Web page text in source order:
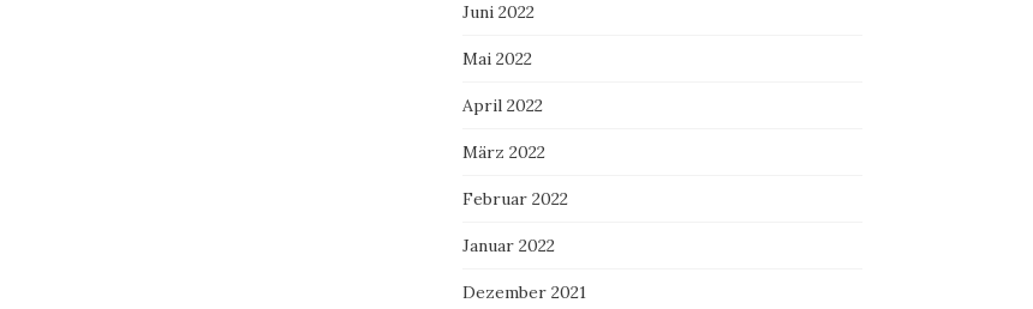
Juni 2022
Mai 2022
April 2022
März 2022
Februar 2022
Januar 2022
Dezember 2021